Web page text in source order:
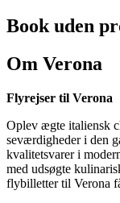
Book uden
Om Verona
Flyrejser til Verona
Oplev ægte italiensk
seværdigheder i den
kvalitetsvarer i
med udsøgte
flybilletter til Verona